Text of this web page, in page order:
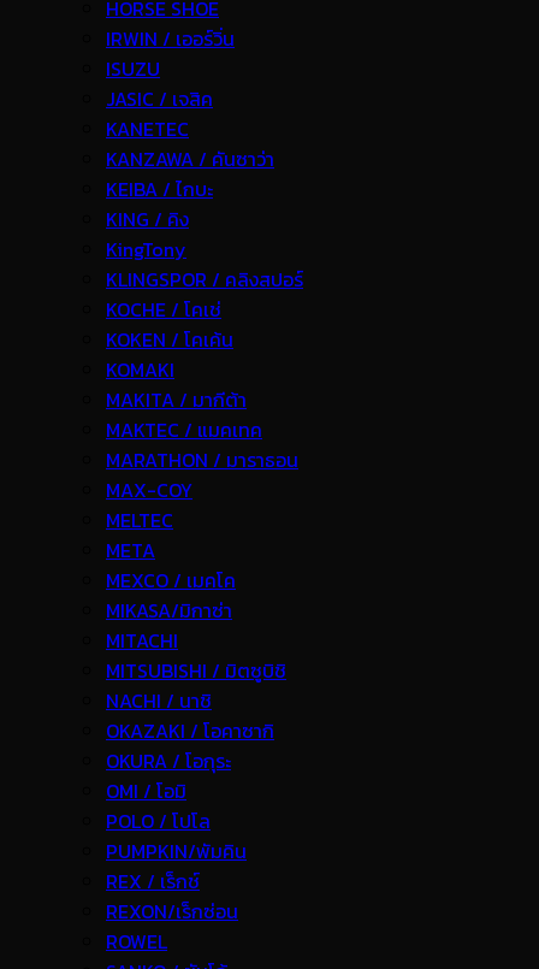
HORSE SHOE
IRWIN / เออร์วิ่น
ISUZU
JASIC / เจสิค
KANETEC
KANZAWA / คันซาว่า
KEIBA / ไกบะ
KING / คิง
KingTony
KLINGSPOR / คลิงสปอร์
KOCHE / โคเช่
KOKEN / โคเค้น
KOMAKI
MAKITA / มากีต้า
MAKTEC / แมคเทค
MARATHON / มาราธอน
MAX-COY
MELTEC
META
MEXCO / เมคโค
MIKASA/มิกาซ่า
MITACHI
MITSUBISHI / มิตซูบิชิ
NACHI / นาชิ
OKAZAKI / โอคาซากิ
OKURA / โอกุระ
OMI / โอมิ
POLO / โปโล
PUMPKIN/พัมคิน
REX / เร็กช์
REXON/เร็กซ่อน
ROWEL